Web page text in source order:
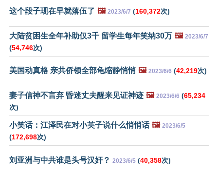
这个段子现在早就落伍了 🖼️ 2023/6/7 (160,372次)
大陆贫困生全年补助仅3千 留学生每年笑纳30万 🖼️ 2023/6/7
(54,746次)
美国动真格 亲共侨领全部龟缩静悄悄 🖼️ 2023/6/6 (42,219次)
妻子信神不言弃 昏迷丈夫醒来见证神迹 🖼️ 2023/6/6 (65,234
次)
小笑话：江泽民在对小英子说什么悄悄话 🖼️ 2023/6/5
(172,698次)
刘亚洲与中共谁是头号汉奸？ 2023/6/5 (40,358次)